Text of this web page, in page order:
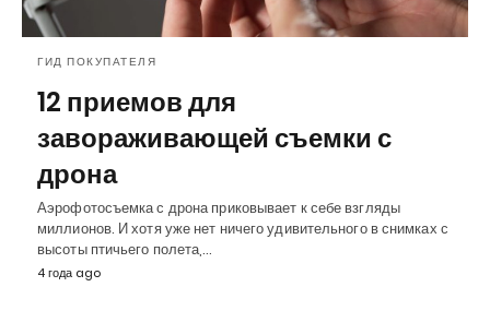
ГИД ПОКУПАТЕЛЯ
12 приемов для
завораживающей съемки с
дрона
Аэрофотосъемка с дрона приковывает к себе взгляды
миллионов. И хотя уже нет ничего удивительного в снимках с
высоты птичьего полета,…
4 года ago